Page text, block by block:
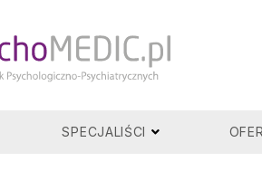
SPECJALIŚCI